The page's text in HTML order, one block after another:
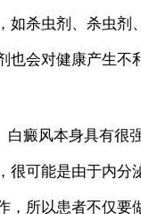
如杀虫剂、杀虫剂
也会对健康产生不
癜风本身具有很
很可能是由于内分
，所以患者不仅要